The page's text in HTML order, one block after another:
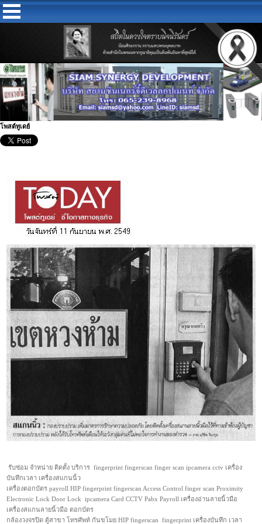
โพสต์ทูเดย์
รับซ่อม จำหน่าย ติดตั้ง บริการ fingerprint fingerscan finger scan ipcamera cctv เครื่อง
บันทึกเวลา เครื่องสแกนนิ้ว
เครื่องตอกบัตร payroll HIP fingerprint fingerscan Access Control finger scan Proximity
Electronic Lock Door Lock ipcamera Card CCTV Pabx Payroll เครื่องอ่านลายนิ้วมือ
เครื่องสแกนลายนิ้วมือ ตอกบัตร
กล้องวงจรปิด ตู้สาขา โทรศัพท์ กันขโมย HIP fingerscan fingerprint เครื่องบันทึก เวลา